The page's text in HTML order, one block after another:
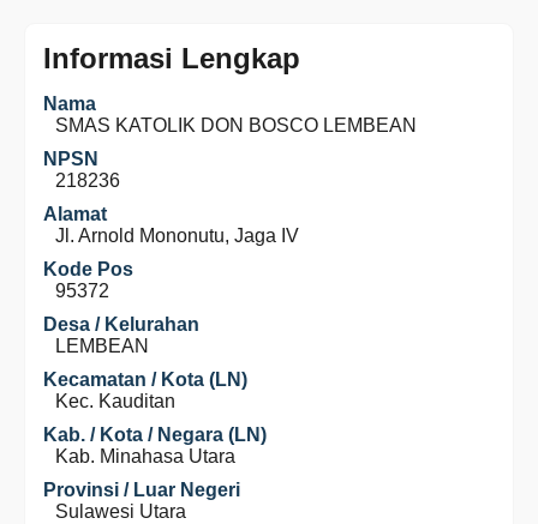
Informasi Lengkap
Nama
SMAS KATOLIK DON BOSCO LEMBEAN
NPSN
218236
Alamat
Jl. Arnold Mononutu, Jaga IV
Kode Pos
95372
Desa / Kelurahan
LEMBEAN
Kecamatan / Kota (LN)
Kec. Kauditan
Kab. / Kota / Negara (LN)
Kab. Minahasa Utara
Provinsi / Luar Negeri
Sulawesi Utara